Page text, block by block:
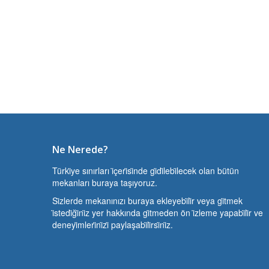
Ne Nerede?
Türki̇ye sınırları i̇çeri̇si̇nde gi̇di̇lebi̇lecek olan bütün
mekanları buraya taşıyoruz.
Si̇zlerde mekanınızı buraya ekleyebi̇li̇r veya gi̇tmek
i̇stedi̇ği̇ni̇z yer hakkında gi̇tmeden ön i̇zleme yapabi̇li̇r ve
deneyi̇mleri̇ni̇zi̇ paylaşabi̇li̇rsi̇ni̇z.